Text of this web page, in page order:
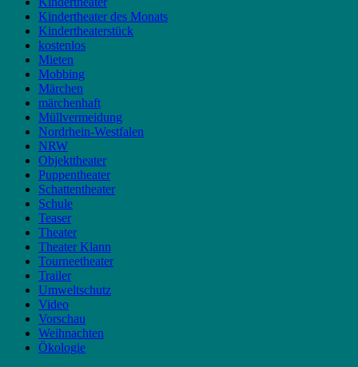
Kindertheater des Monats
Kindertheaterstück
kostenlos
Mieten
Mobbing
Märchen
märchenhaft
Müllvermeidung
Nordrhein-Westfalen
NRW
Objekttheater
Puppentheater
Schattentheater
Schule
Teaser
Theater
Theater Klann
Tourneetheater
Trailer
Umweltschutz
Video
Vorschau
Weihnachten
Ökologie